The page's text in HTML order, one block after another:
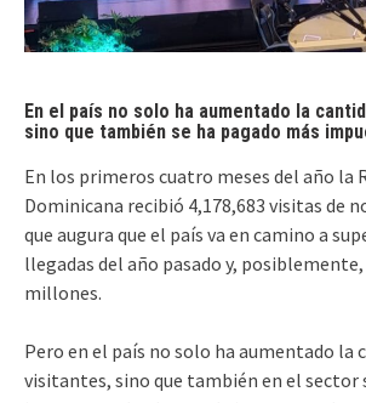
En el país no solo ha aumentado la
sino que también se ha pagado más
En los primeros cuatro meses del año la
Dominicana recibió 4,178,683 visitas de
que augura que el país va en camino a
llegadas del año pasado y, posiblemente,
millones.
Pero en el país no solo ha aumentado la
visitantes, sino que también en el sector